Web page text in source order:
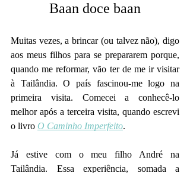
Baan doce baan
Muitas vezes, a brincar (ou talvez não), digo
aos meus filhos para se prepararem porque,
quando me reformar, vão ter de me ir visitar
à Tailândia. O país fascinou-me logo na
primeira visita. Comecei a conhecê-lo
melhor após a terceira visita, quando escrevi
o livro O Caminho Imperfeito.
Já estive com o meu filho André na
Tailândia. Essa experiência, somada a